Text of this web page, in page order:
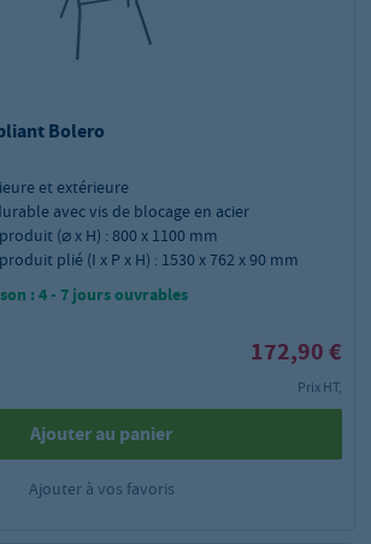
Bolero
et extérieure
avec vis de blocage en acier
(⌀ x H) : 800 x 1100 mm
plié (I x P x H) : 1530 x 762 x 90 mm
: 4 - 7 jours ouvrables
172,90 €
Prix HT,
Ajouter au panier
Ajouter à vos favoris